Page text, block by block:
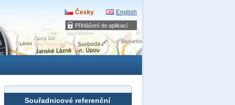
Přihlášení do aplikací
Česky English
Souřadnicové referenční